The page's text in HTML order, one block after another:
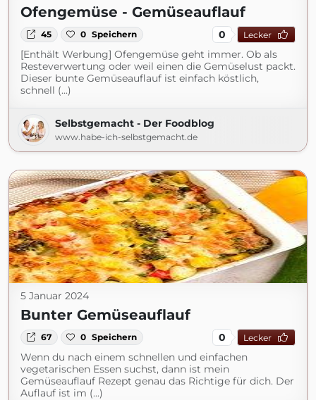
Ofengemüse - Gemüseauflauf
45 0 Speichern 0 Lecker
[Enthält Werbung] Ofengemüse geht immer. Ob als
Resteverwertung oder weil einen die Gemüselust packt.
Dieser bunte Gemüseauflauf ist einfach köstlich,
schnell (...)
Selbstgemacht - Der Foodblog
www.habe-ich-selbstgemacht.de
5 Januar 2024
Bunter Gemüseauflauf
67 0 Speichern 0 Lecker
Wenn du nach einem schnellen und einfachen
vegetarischen Essen suchst, dann ist mein
Gemüseauflauf Rezept genau das Richtige für dich. Der
Auflauf ist im (...)